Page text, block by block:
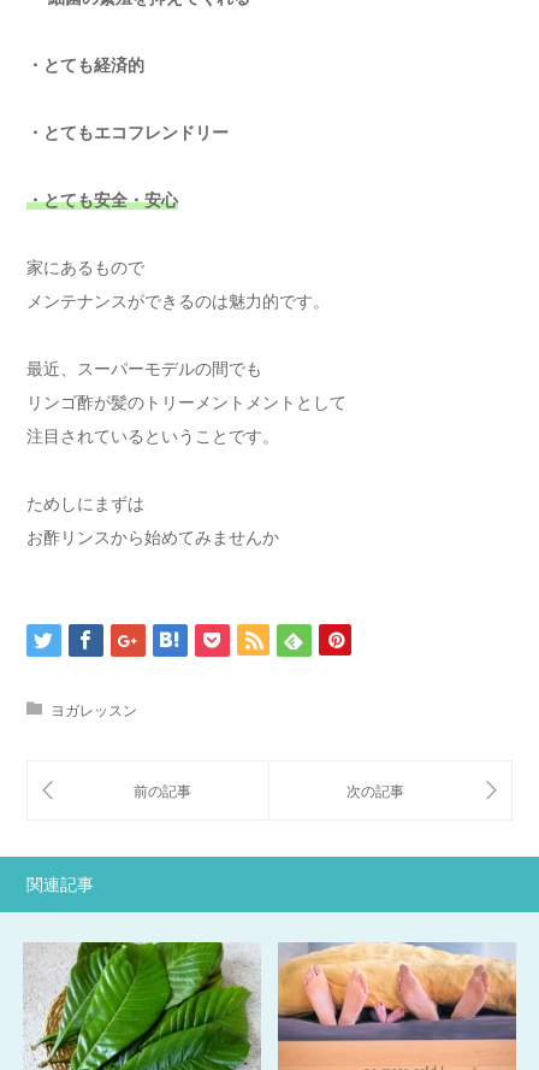
・とても経済的
・とてもエコフレンドリー
・とても安全・安心
家にあるもので
メンテナンスができるのは魅力的です。
最近、スーパーモデルの間でも
リンゴ酢が髪のトリーメントメントとして
注目されているということです。
ためしにまずは
お酢リンスから始めてみませんか
ヨガレッスン
関連記事